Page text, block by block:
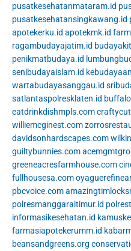
pusatkesehatanmataram.id
pusatkesehatansingkawang.id
apotekerku.id apotekmk.id
ragambudayajatim.id
penikmatbudaya.id
senibudayaislam.id
wartabudayasanggau.id
satlantaspolresklaten.id
eatdrinkdishmpls.com
williemcginest.com
davidsonhardscapes.com
guiltybunnies.com
greeneacresfarmhouse.com
fullhousesa.com
pbcvoice.com
polresmanggaraitimur.id
informasikesehatan.id
farmasiapotekerumm.id
beansandgreens.org